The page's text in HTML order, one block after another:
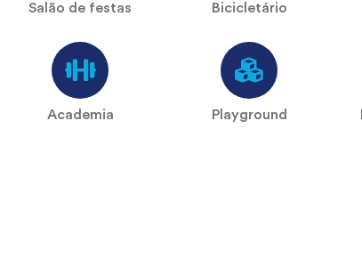
Salão de festas Bicicletário
Academia Playground